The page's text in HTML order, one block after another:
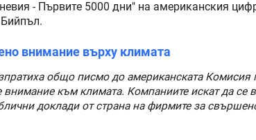
- Първите 5000 дни" на американския
внимание върху климата
общо писмо до американската
внимание към климата. Компаниите искат да се
доклади от страна на фирмите за